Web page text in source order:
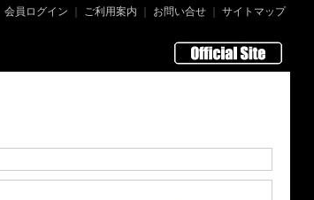
会員ログイン ご利用案内 お問い合せ サイトマップ